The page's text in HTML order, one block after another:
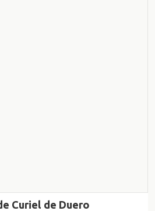
Curiel de Duero